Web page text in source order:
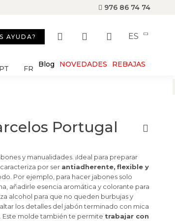
976 86 74 74
AYUDA? ES
PT FR Blog NOVEDADES REBAJAS
Portugal
y manualidades. ¡Ideal para preparar
por ser antiadherente, flexible y
Por ejemplo, para hacer jabones solo
añadirle esencia aromática y colorante para
alcohol para que no queden burbujas y
los detalles del jabón terminado con mica
Este molde también te permite trabajar con